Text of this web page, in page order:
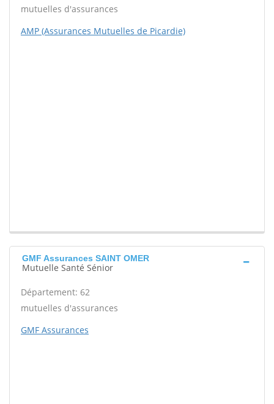
mutuelles d'assurances
AMP (Assurances Mutuelles de Picardie)
GMF Assurances SAINT OMER
Mutuelle Santé Sénior
Département: 62
mutuelles d'assurances
GMF Assurances